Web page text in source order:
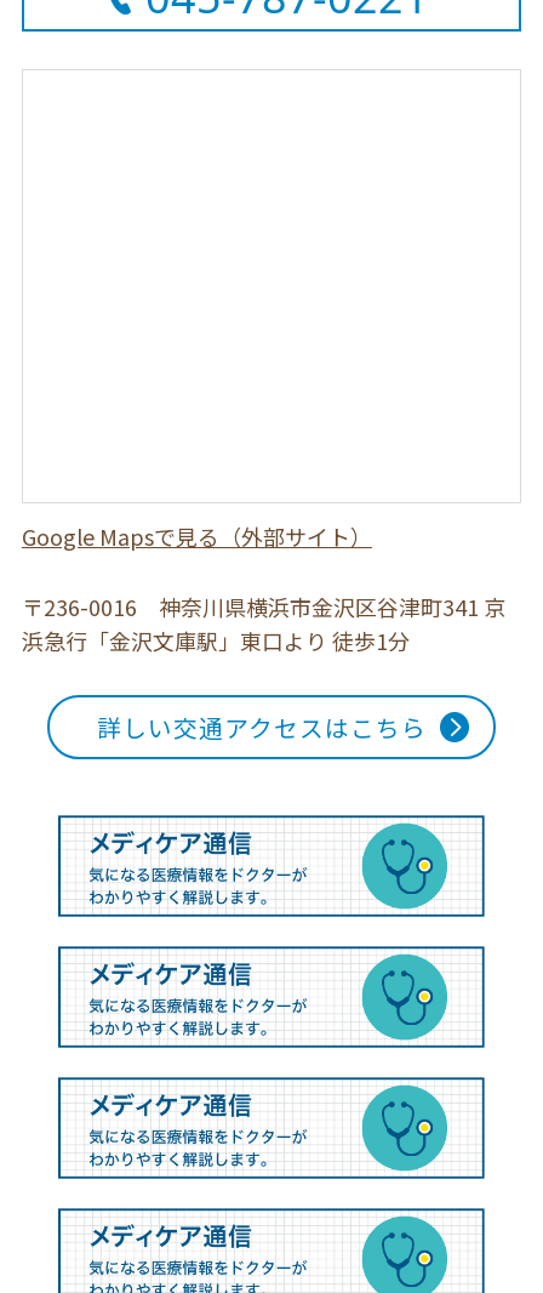
Google Mapsで見る（外部サイト）
〒236-0016 神奈川県横浜市金沢区谷津町341 京
浜急行「金沢文庫駅」東口より 徒歩1分
詳しい交通アクセスはこちら